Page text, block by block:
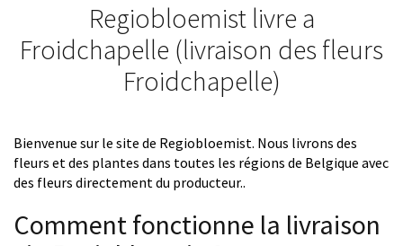
Regiobloemist livre a
Froidchapelle (livraison des fleurs
Froidchapelle)
Bienvenue sur le site de Regiobloemist. Nous livrons des
fleurs et des plantes dans toutes les régions de Belgique avec
des fleurs directement du producteur..
Comment fonctionne la livraison